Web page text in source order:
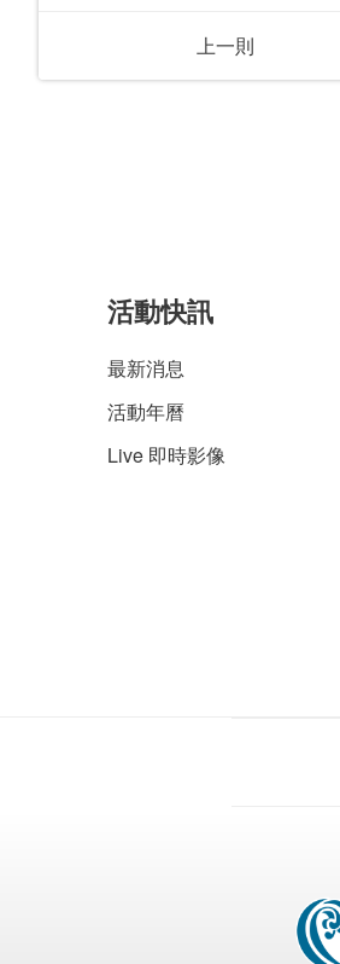
上一則
活動快訊
最新消息
活動年曆
Live 即時影像